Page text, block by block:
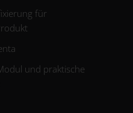
für
und praktische